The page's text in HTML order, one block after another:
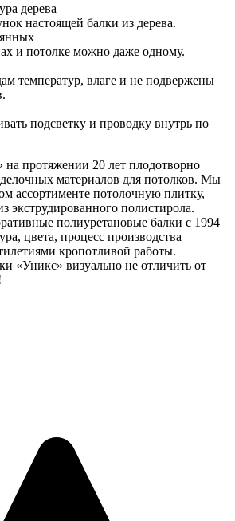
дерева
настоящей балки из дерева.
и потолке можно даже одному.
температур, влаге и не подвержены
подсветку и проводку внутрь по
протяжении 20 лет плодотворно
материалов для потолков. Мы
ассортименте потолочную плитку,
экструдированного полистирола.
полиуретановые балки с 1994
цвета, процесс производства
кропотливой работы.
«Уникс» визуально не отличить от